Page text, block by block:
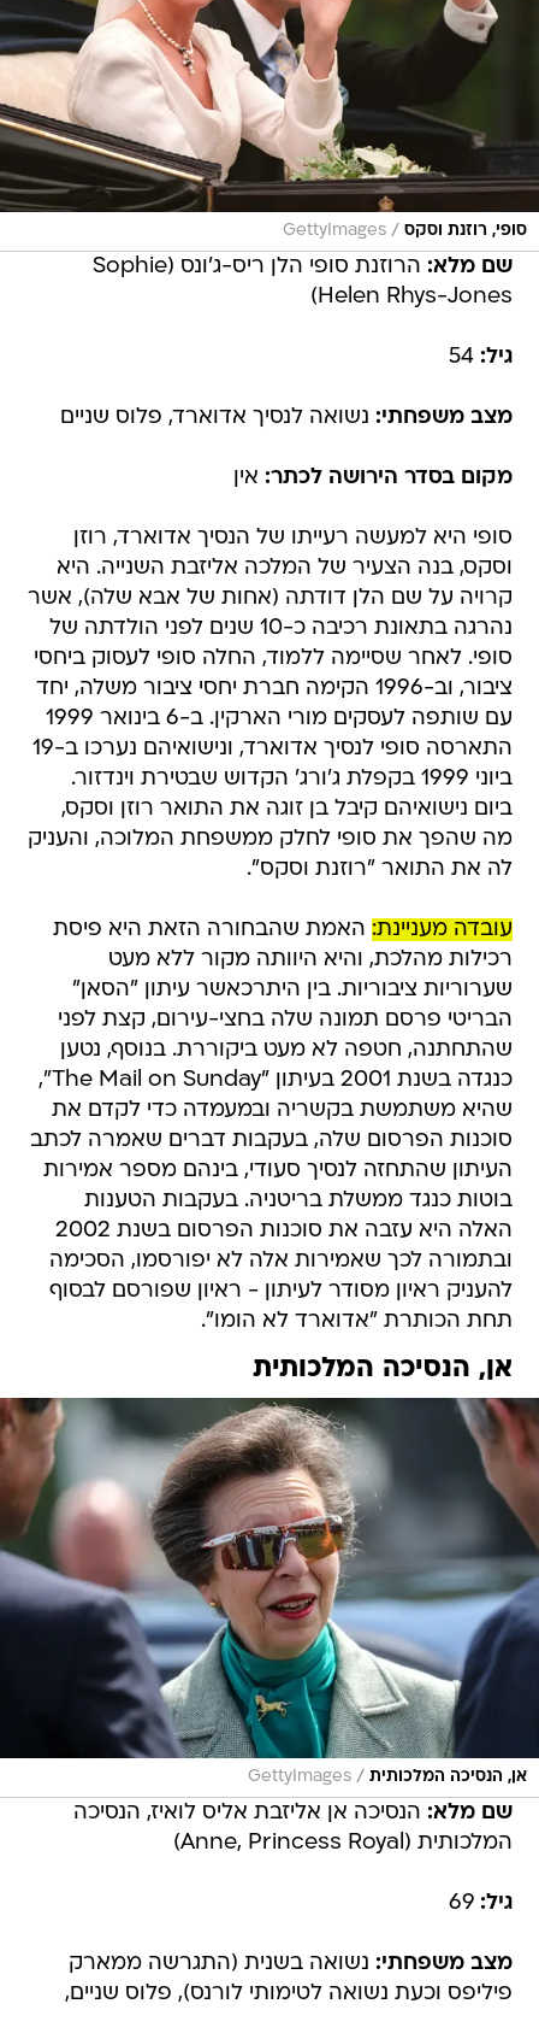
סופי, רוזנת וסקס /
GettyImages
שם מלא:
הרוזנת סופי הלן ריס-ג'ונס (Sophie
Helen Rhys-Jones)
גיל:
מצב משפחתי: נשואה לנסיך אדוארד, פלוס שניים
מקום בסדר הירושה לכתר: אין
סופי היא למעשה רעייתו של הנסיך אדוארד, רוזן
וסקס, בנה הצעיר של המלכה אליזבת השנייה. היא
קרויה על שם הלן דודתה (אחות של אבא שלה), אשר
נהרגה בתאונת רכיבה כ-10 שנים לפני הולדתה של
סופי. לאחר שסיימה ללמוד, החלה סופי לעסוק ביחסי
ציבור, וב-1996 הקימה חברת יחסי ציבור משלה, יחד
עם שותפה לעסקים מורי הארקין. ב-6 בינואר 1999
התארסה סופי לנסיך אדוארד, ונישואיהם נערכו ב-19
ביוני 1999 בקפלת ג'ורג' הקדוש שבטירת וינדזור.
ביום נישואיהם קיבל בן זוגה את התואר רוזן וסקס,
מה שהפך את סופי לחלק ממשפחת המלוכה, והעניק
לה את התואר "רוזנת וסקס".
עובדה מעניינת: האמת שהבחורה הזאת היא פיסת
רכילות מהלכת, והיא היוותה מקור ללא מעט
שערוריות ציבוריות. בין היתרכאשר עיתון "הסאן"
הבריטי פרסם תמונה שלה בחצי-עירום, קצת לפני
שהתחתנה, חטפה לא מעט ביקוררת. בנוסף, נטען
כנגדה בשנת 2001 בעיתון "The Mail on Sunday",
שהיא משתמשת בקשריה ובמעמדה כדי לקדם את
סוכנות הפרסום שלה, בעקבות דברים שאמרה לכתב
העיתון שהתחזה לנסיך סעודי, בינהם מספר אמירות
בוטות כנגד ממשלת בריטניה. בעקבות הטענות
האלה היא עזבה את סוכנות הפרסום בשנת 2002
ובתמורה לכך שאמירות אלה לא יפורסמו, הסכימה
להעניק ראיון מסודר לעיתון - ראיון שפורסם לבסוף
תחת הכותרת "אדוארד לא הומו".
אן, הנסיכה המלכותית
אן, הנסיכה המלכותית /
GettyImages
שם מלא: הנסיכה אן אליזבת אליס לואיז, הנסיכה
המלכותית (Anne, Princess Royal)
גיל: 69
מצב משפחתי: נשואה בשנית (התגרשה ממארק
פיליפס וכעת נשואה לטימותי לורנס), פלוס שניים,